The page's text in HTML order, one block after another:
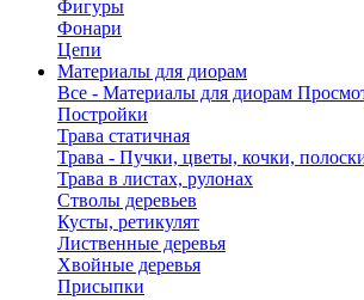
Фигуры
Фонари
Цепи
Материалы для диорам
Все - Материалы для диорам
Постройки
Трава статичная
Трава - Пучки, цветы, кочки,
Трава в листах, рулонах
Стволы деревьев
Кусты, ретикулят
Лиственные деревья
Хвойные деревья
Присыпки